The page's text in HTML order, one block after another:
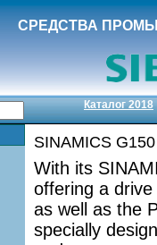
СРЕДСТВА
Каталог 2018
SINAMICS
With its
offering a
as well as the
specially